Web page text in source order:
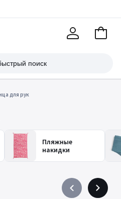
В
для рук
Пляжные
накидки
PrécédentSuivant